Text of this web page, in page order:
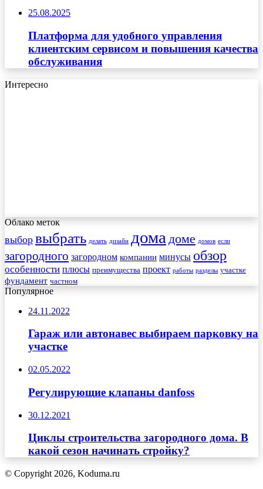
25.08.2025
Платформа для удобного управления
клиентским сервисом и повышения качества
обслуживания
Интересно
Облако меток
выбор выбрать делать дизайн дома доме домов если
загородного загородном компании минусы обзор
особенности плюсы преимущества проект работы разделы участке
фундамент частном
Популярное
24.11.2022
Гараж или автонавес выбираем парковку на
участке
02.05.2022
Регулирующие клапаны danfoss
30.12.2021
Циклы строительства загородного дома. В
какой сезон начинать стройку?
© Copyright 2026, Koduma.ru